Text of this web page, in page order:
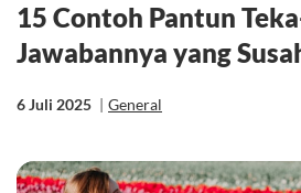
15 Contoh Pantun
Jawabannya yang
6 Juli 2025 | General